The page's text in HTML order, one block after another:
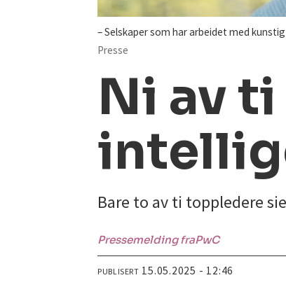
– Selskaper som har arbeidet med
Presse
Ni av
Bare to av ti toppledere
Pressemelding fraPwC
PUBLISERT 15.05.2025 - 12:46